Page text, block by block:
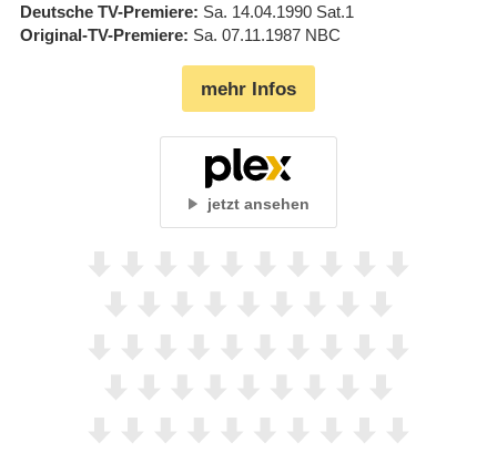
Deutsche TV-Premiere Sa. 14.04.1990 Sat.1
Original-TV-Premiere Sa. 07.11.1987 NBC
mehr Infos
jetzt ansehen